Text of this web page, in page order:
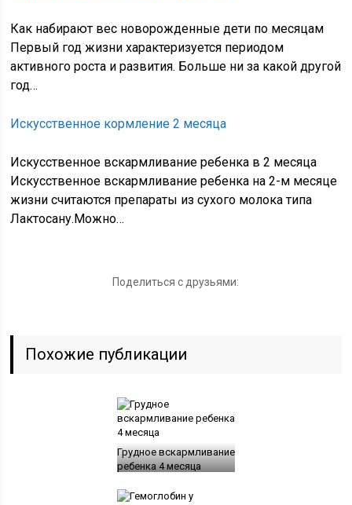
Как набирают вес новорожденные дети по месяцам
Первый год жизни характеризуется периодом
активного роста и развития. Больше ни за какой другой
год…
Искусственное кормление 2 месяца
Искусственное вскармливание ребенка в 2 месяца
Искусственное вскармливание ребенка на 2-м месяце
жизни считаются препараты из сухого молока типа
Лактосану.Можно…
Поделиться с друзьями:
Похожие публикации
Грудное вскармливание
ребенка 4 месяца